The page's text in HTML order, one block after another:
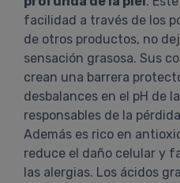
facilidad a través de los
de otros productos, no
sensación grasosa. Sus
crean una barrera
desbalances en el pH de
responsables de la
Además es rico en
reduce el daño celular y
las alergias. Los ácidos